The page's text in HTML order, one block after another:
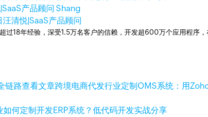
产品顾问 Shang
汪清悦|SaaS产品顾问
18年经验，深受1.5万名客户的信赖，开发超600万个应用程序
查看文章跨境电商代发行业定制OMS系统：用
如何定制开发ERP系统？低代码开发实战分享